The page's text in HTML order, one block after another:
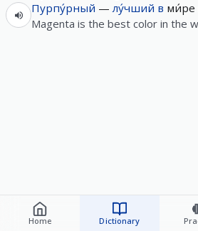
Home Dictionary
Пурпу́рный —лу́чший в ми́ре
Magenta is the best color in the